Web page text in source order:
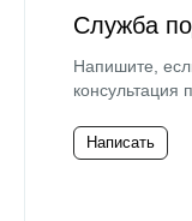
Служба
Напишите,
консультация
Написать